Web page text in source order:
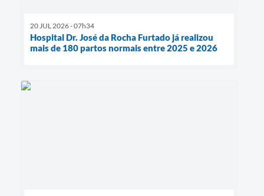
20 JUL 2026 - 07h34
Hospital Dr. José da Rocha Furtado já realizou
mais de 180 partos normais entre 2025 e 2026